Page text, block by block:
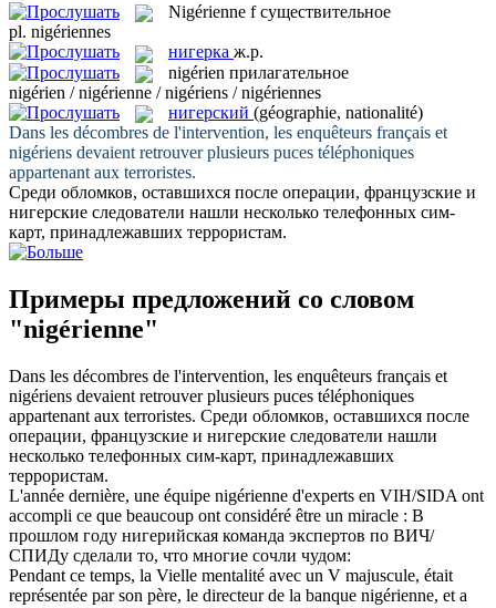
Nigérienne f существительное
pl. nigériennes
нигерка ж.р.
nigérien прилагательное
nigérien / nigérienne / nigériens / nigériennes
нигерский (géographie, nationalité)
Dans les décombres de l'intervention, les enquêteurs français et
nigériens devaient retrouver plusieurs puces téléphoniques
appartenant aux terroristes.
Среди обломков, оставшихся после операции, французские и
нигерские следователи нашли несколько телефонных сим-
карт, принадлежавших террористам.
Примеры предложений со словом
"nigérienne"
Dans les décombres de l'intervention, les enquêteurs français et
nigériens devaient retrouver plusieurs puces téléphoniques
appartenant aux terroristes. Среди обломков, оставшихся после
операции, французские и нигерские следователи нашли
несколько телефонных сим-карт, принадлежавших
террористам.
L'année dernière, une équipe nigérienne d'experts en VIH/SIDA ont
accompli ce que beaucoup ont considéré être un miracle : В
прошлом году нигерийская команда экспертов по ВИЧ/
СПИДу сделали то, что многие сочли чудом:
Pendant ce temps, la Vielle mentalité avec un V majuscule, était
représentée par son père, le directeur de la banque nigérienne, et a